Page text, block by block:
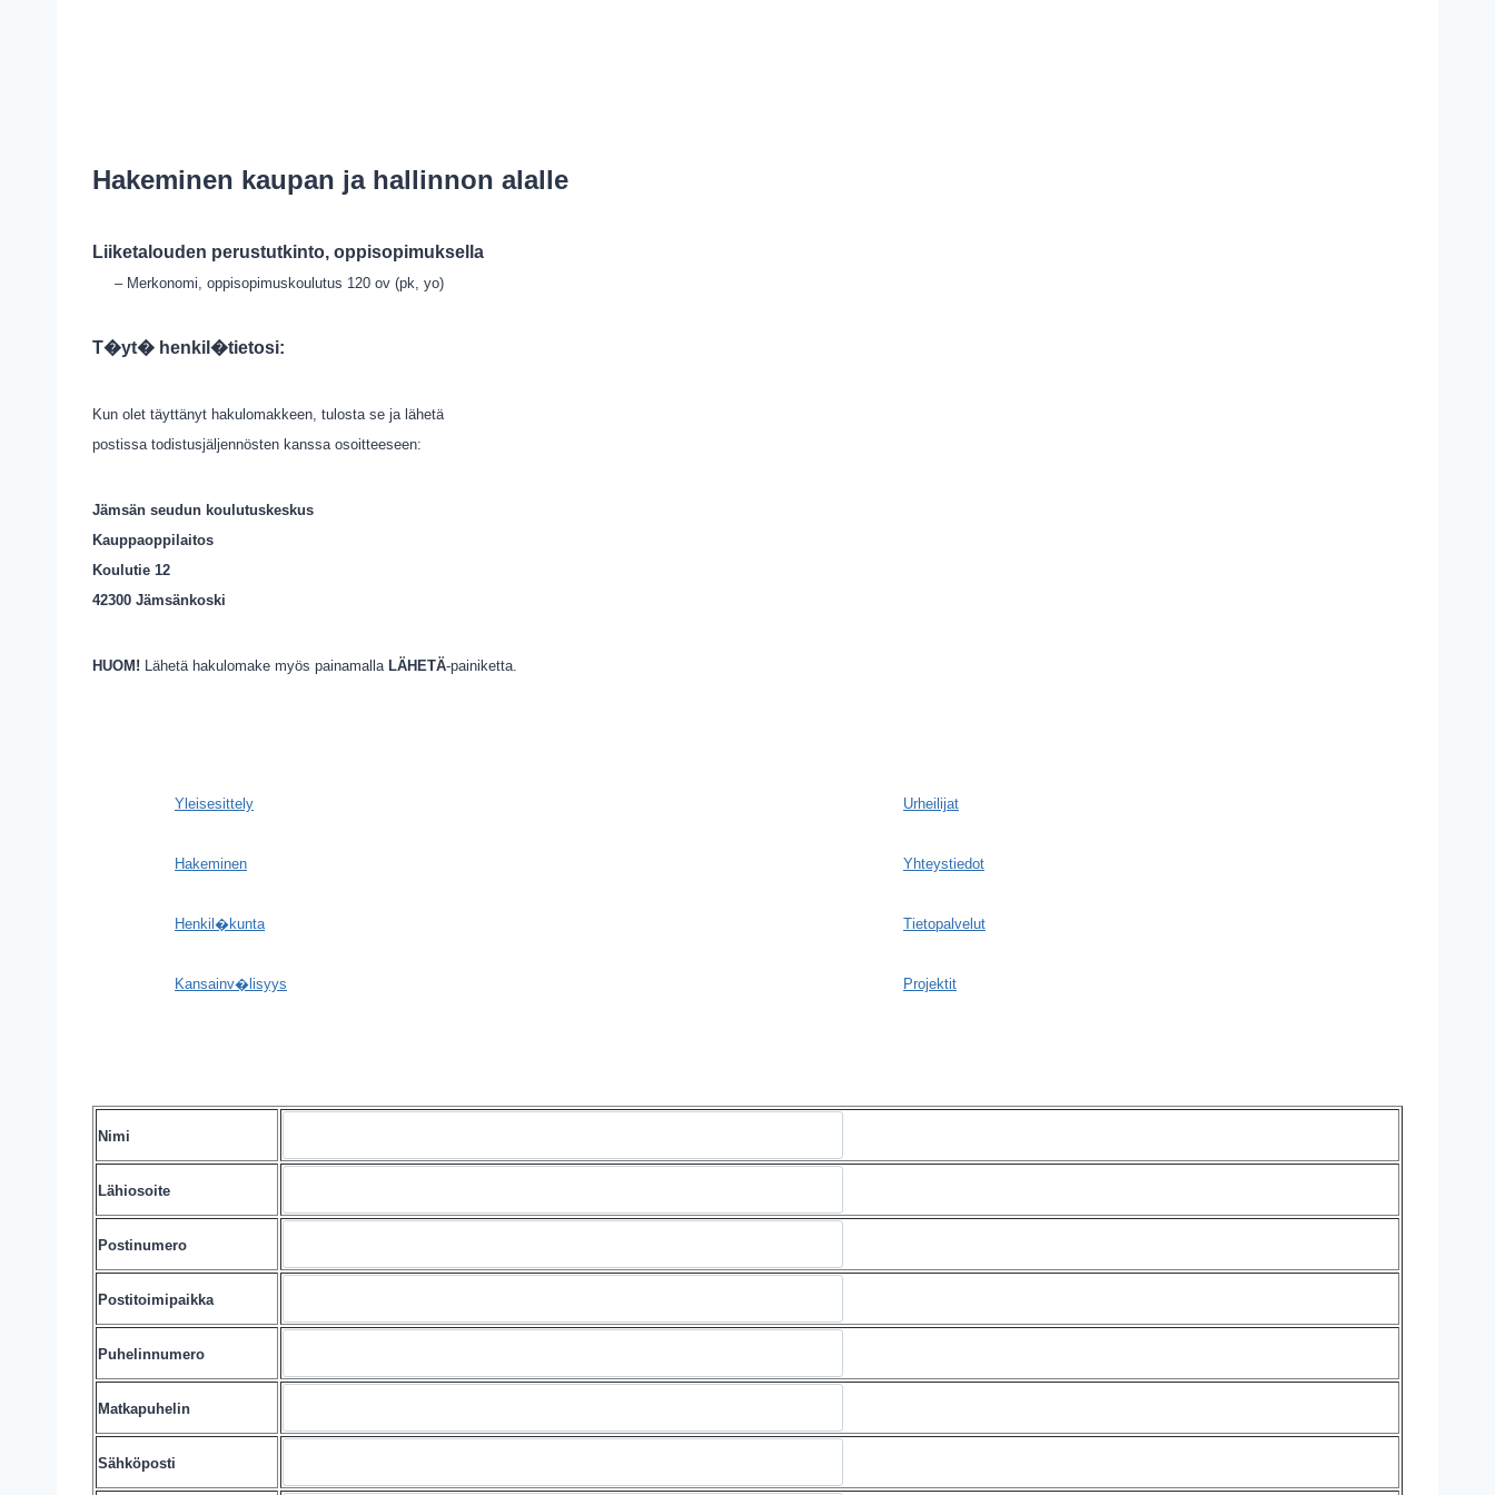
Hakeminen kaupan ja hallinnon alalle
Liiketalouden perustutkinto, oppisopimuksella
– Merkonomi, oppisopimuskoulutus 120 ov (pk, yo)
T�yt� henkil�tietosi:
Kun olet täyttänyt hakulomakkeen, tulosta se ja lähetä
postissa todistusjäljennösten kanssa osoitteeseen:
Jämsän seudun koulutuskeskus
Kauppaoppilaitos
Koulutie 12
42300 Jämsänkoski
HUOM! Lähetä hakulomake myös painamalla LÄHETÄ-painiketta.
Yleisesittely Urheilijat
Hakeminen Yhteystiedot
Henkil�kunta Tietopalvelut
Kansainv�lisyys Projektit
Nimi
Lähiosoite
Postinumero
Postitoimipaikka
Puhelinnumero
Matkapuhelin
Sähköposti